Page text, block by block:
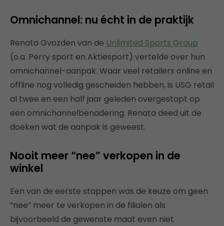
Omnichannel: nu écht in de praktijk
Renata Gvozden van de Unlimited Sports Group
(o.a. Perry sport en Aktiesport) vertelde over hun
omnichannel-aanpak. Waar veel retailers online en
offline nog volledig gescheiden hebben, is USG retail
al twee en een half jaar geleden overgestapt op
een omnichannelbenadering. Renata deed uit de
doeken wat de aanpak is geweest.
Nooit meer “nee” verkopen in de
winkel
Een van de eerste stappen was de keuze om geen
“nee” meer te verkopen in de filialen als
bijvoorbeeld de gewenste maat even niet